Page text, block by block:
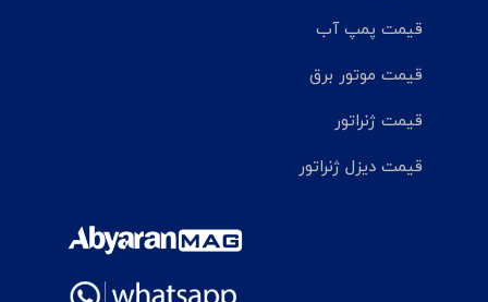
قیمت پمپ آب
قیمت موتور برق
قیمت ژنراتور
قیمت دیزل ژنراتور